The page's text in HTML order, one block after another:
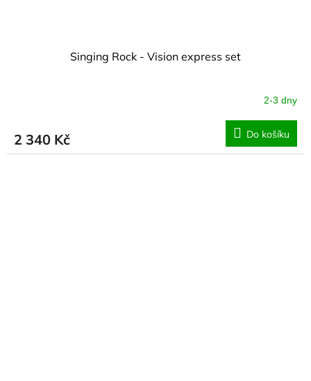
Singing Rock - Vision express set
2-3 dny
2 340 Kč Do košíku